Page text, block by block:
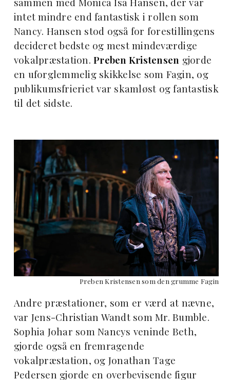
intet mindre end fantastisk i rollen som
Nancy. Hansen stod også for forestillingens
decideret bedste og mest mindeværdige
vokalpræstation.Preben Kristensen gjorde
en uforglemmelig skikkelse som Fagin, og
publikumsfrieriet var skamløst og fantastisk
til det sidste.
Preben Kristensen som den grumme Fagin
Andre præstationer, som er værd at nævne,
var Jens-Christian Wandt som Mr. Bumble.
Sophia Johar som Nancys veninde Beth,
gjorde også en fremragende
vokalpræstation, og Jonathan Tage
Pedersen gjorde en overbevisende figur